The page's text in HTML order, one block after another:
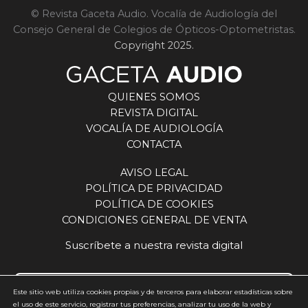
acompañamiento. Eso es lo que hemos hecho
siempre y lo que seguimos haciendo”, concluye.
© Revista Gaceta Audio. Vocalía de Audiología del
Consejo General de Colegios de Ópticos-Optometristas.
Copyright 2025.
QUIENES SOMOS
REVISTA DIGITAL
VOCALÍA DE AUDIOLOGÍA
CONTACTA
AVISO LEGAL
POLÍTICA DE PRIVACIDAD
POLÍTICA DE COOKIES
CONDICIONES GENERAL DE VENTA
Suscríbete a nuestra revista digital
Este sitio web utiliza cookies propias y de terceros para elaborar estadísticas sobre
el uso de este servicio, registrar tus preferencias, analizar tu uso de la web y